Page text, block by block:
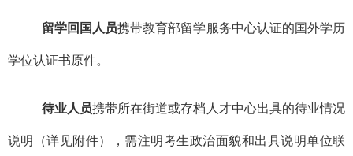
留学回国人员携带教育部留学服务中心认证的国外学历
学位认证书原件。
待业人员携带所在街道或存档人才中心出具的待业情况
说明 （详见附件） ，需注明考生政治面貌和出具说明单位联